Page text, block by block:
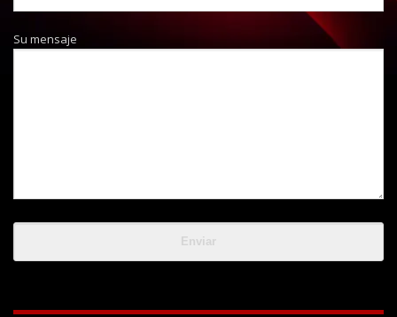
Su mensaje